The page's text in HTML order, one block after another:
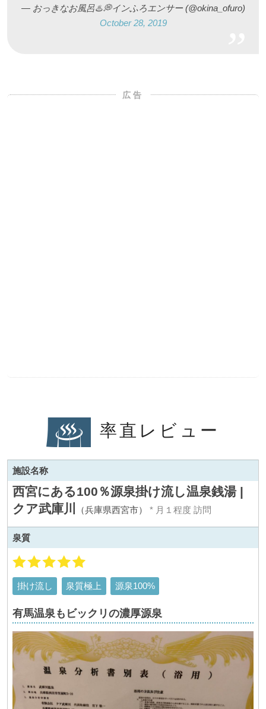
— おっきなお風呂♨️💭インふろエンサー (@okina_ofuro)
October 28, 2019
率直レビュー
施設名称
西宮にある100％源泉掛け流し温泉銭湯 |
クア武庫川
（兵庫県西宮市） * 月１程度 訪問
泉質
掛け流し 泉質極上 源泉100%
有馬温泉もビックリの濃厚源泉